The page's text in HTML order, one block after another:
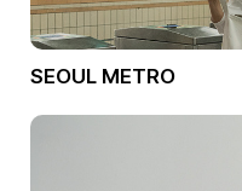
SEOUL METRO